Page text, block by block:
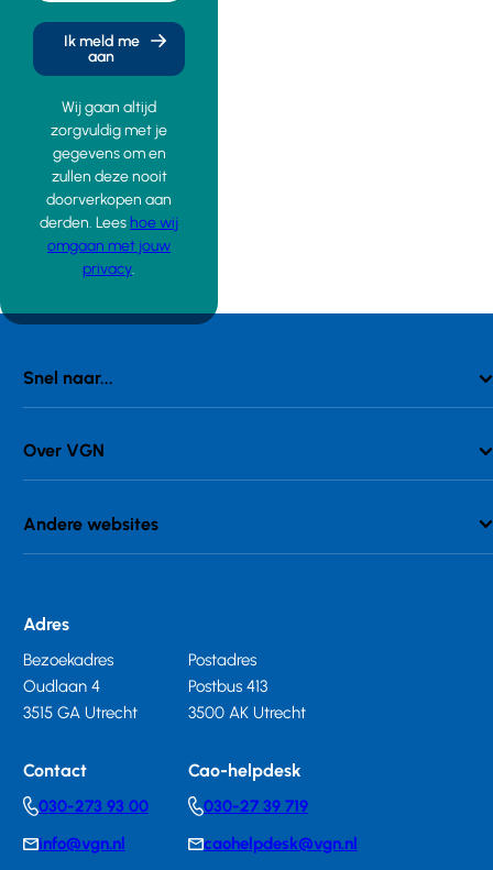
Ik meld me
aan
Wij gaan altijd
zorgvuldig met je
gegevens om en
zullen deze nooit
doorverkopen aan
derden. Lees hoe wij
omgaan met jouw
privacy.
Snel naar...
Over VGN
Andere websites
Adres
Bezoekadres
Oudlaan 4
3515 GA Utrecht
Postadres
Postbus 413
3500 AK Utrecht
Contact
Telephonenumber
030-273 93 00
E-info@vgn.nl
Cao-helpdesk
Telephonenumber
030-27 39 719
E-caohelpdesk@vgn.nl